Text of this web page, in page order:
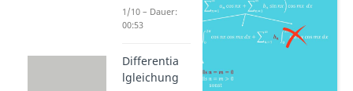
1/10 – Dauer:
00:53
Differentia
lgleichung